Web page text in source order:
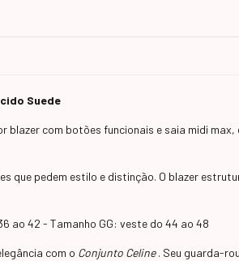
Suede
blazer com botões funcionais e saia midi
que pedem estilo e distinção. O blazer
ao 42 - Tamanho GG: veste do 44 ao 48
com o Conjunto Celine. Seu guarda-